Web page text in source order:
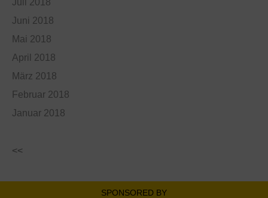
Juni 2018
Mai 2018
April 2018
März 2018
Februar 2018
Januar 2018
<<
SPONSORED BY